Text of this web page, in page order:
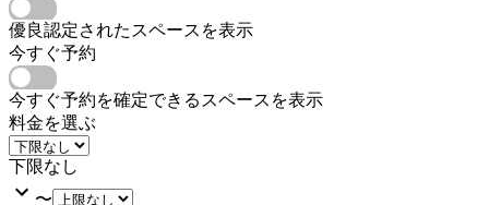
優良認定されたスペースを表示
今すぐ予約
今すぐ予約を確定できるスペースを表示
料金を選ぶ
下限なし
〜